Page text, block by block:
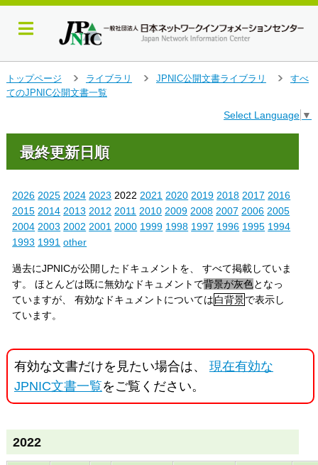
イ
ン
トップページ
＞
ライブラリ
JPNIC公開文書ライブラリ
すべ
てのJPNIC公開文書一覧
Select Language ▼
最終更新日順
2026 2025 2024 2023 20222021 2020 2019 2018 2017 2016
2015 2014 2013 2012 2011 2010 2009 2008 2007 2006 2005
2004 2003 2002 2001 2000 1999 1998 1997 1996 1995 1994
1993 1991 other
過去にJPNICが公開したドキュメントを、 すべて掲載していま
す。 ほとんどは既に無効なドキュメントで背景が灰色となっ
ていますが、 有効なドキュメントについては白背景で表示し
ています。
有効な文書だけを見たい場合は、 現在有効な
JPNIC文書一覧をご覧ください。
2022